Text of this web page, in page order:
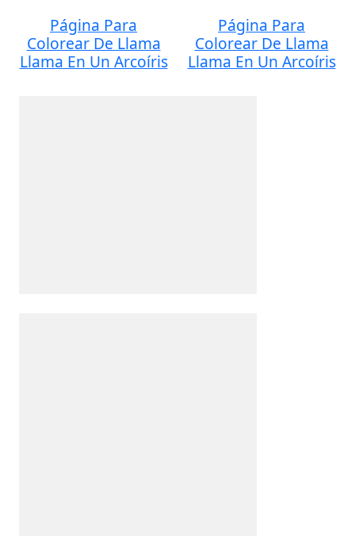
Página Para
Colorear De Llama
Llama En Un Arcoíris
Página Para
Colorear De Llama
Llama En Un Arcoíris